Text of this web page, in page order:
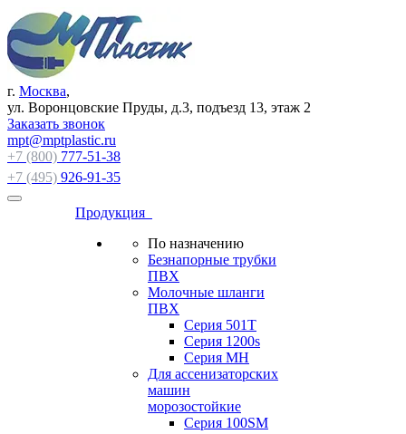
г. Москва,
ул. Воронцовские Пруды, д.3, подъезд 13, этаж 2
Заказать звонок
mpt@mptplastic.ru
+7 (800) 777-51-38
+7 (495) 926-91-35
Продукция
По назначению
Безнапорные трубки
ПВХ
Молочные шланги
ПВХ
Серия 501T
Серия 1200s
Серия МН
Для ассенизаторских
машин
морозостойкие
Серия 100SM